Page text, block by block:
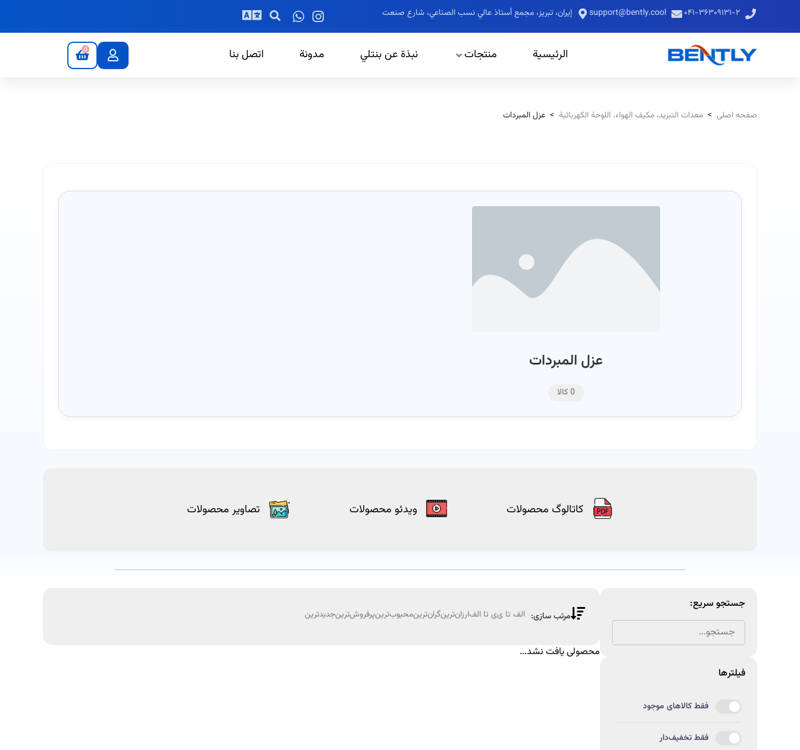
۰۴۱-۳۶۳۰۹۱۳۱-۲ support@bently.cool إيران، تبريز، مجمع أستاذ عالي نسب الصناعي، شارع صنعت
الرئيسية منتجات نبذة عن بنتلي مدونة اتصل بنا 0
صفحه اصلی > معدات التبريد، مكيف الهواء، اللوحة الكهربائية > عزل المبردات
عزل المبردات
0 کالا
کاتالوگ محصولات ویدئو محصولات تصاویر محصولات
جستجو سریع:
فیلتر‌ها
فقط کالاهای موجود
فقط تخفیف‌دار
الف تا یی تا الفارزان‌ترینگران‌ترینمحبوب‌ترینپرفروش‌ترینجدیدترین
محصولی یافت نشد...